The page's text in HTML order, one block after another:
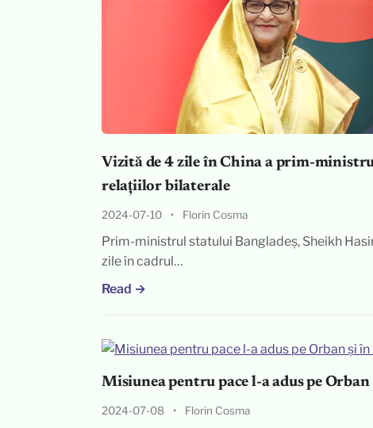
Vizită de 4 zile în China a prim-
relațiilor bilaterale
2024-07-10 • Florin Cosma
Prim-ministrul statului Bangladeș, Sheikh
zile în cadrul…
Read →
Misiunea pentru pace l-a adus pe
2024-07-08 • Florin Cosma